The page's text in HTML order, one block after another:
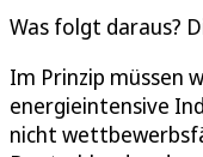
Was folgt daraus?
Im Prinzip müssen
energieintensive
nicht